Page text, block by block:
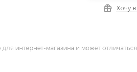
Хочу
интернет-магазина и может